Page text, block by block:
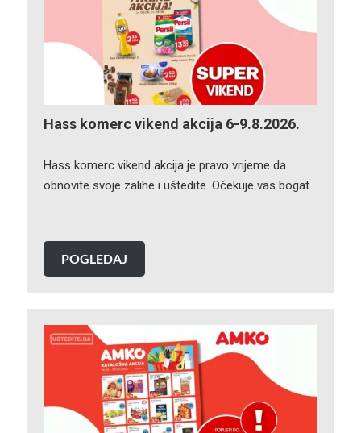
Hass komerc vikend akcija 6-9.8.2026.
Hass komerc vikend akcija je pravo vrijeme da
obnovite svoje zalihe i uštedite. Očekuje vas bogat…
POGLEDAJ